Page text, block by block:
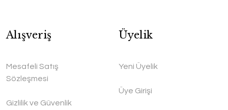
Alışveriş
Mesafeli Satış
Sözleşmesi
Gizlilik ve Güvenlik
Üyelik
Yeni Üyelik
Üye Girişi